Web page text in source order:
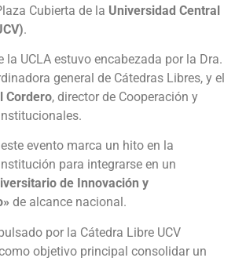
Cubierta de la Universidad Central
.
la UCLA estuvo encabezada por la Dra.
general de Cátedras Libres, y el
Cordero, director de Cooperación y
evento marca un hito en la
para integrarse en un
de Innovación y
de alcance nacional.
por la Cátedra Libre UCV
objetivo principal consolidar un